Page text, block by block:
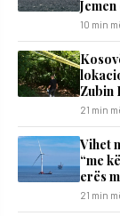
10 min
Zubin
21 min
Vihet
“me
erës
21 min